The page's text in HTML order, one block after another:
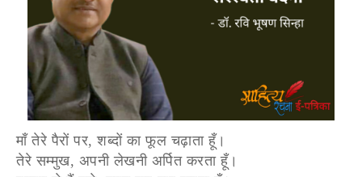
माँ तेरे पैरों पर, शब्दों का फूल चढ़ाता हूँ।
तेरे सम्मुख,‌ अपनी लेखनी अर्पित करता हूँ।